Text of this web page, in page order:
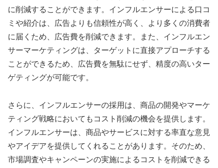
に削減することができます。インフルエンサーによる口コ
ミや紹介は、広告よりも信頼性が高く、より多くの消費者
に届くため、広告費を削減できます。また、インフルエン
サーマーケティングは、ターゲットに直接アプローチする
ことができるため、広告費を無駄にせず、精度の高いター
ゲティングが可能です。
さらに、インフルエンサーの採用は、商品の開発やマーケ
ティング戦略においてもコスト削減の機会を提供します。
インフルエンサーは、商品やサービスに対する率直な意見
やアイデアを提供してくれることがあります。そのため、
市場調査やキャンペーンの実施によるコストを削減できる